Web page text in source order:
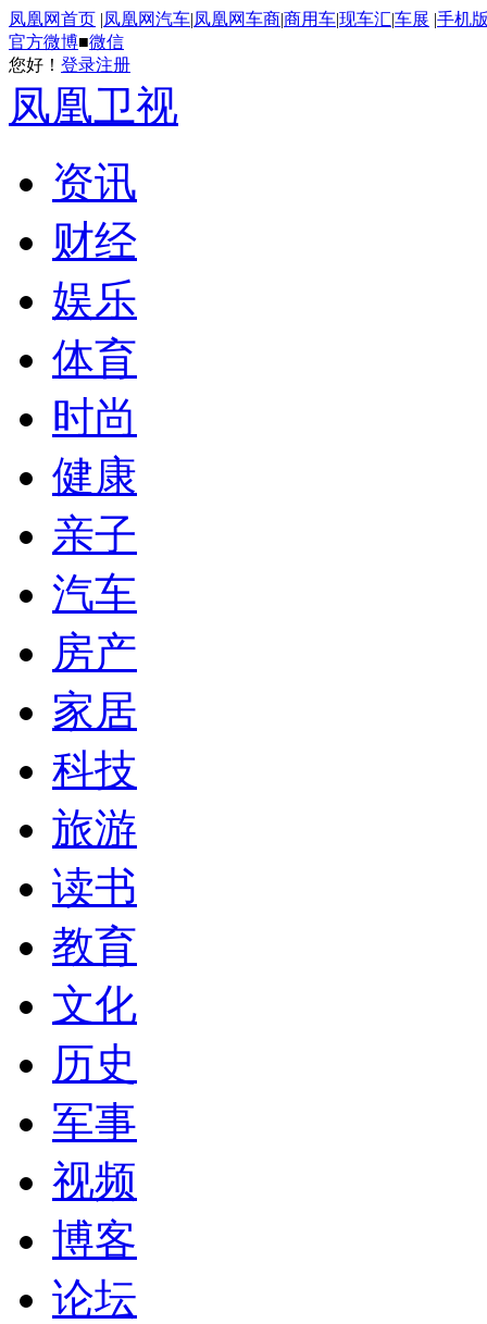
凤凰网首页 |凤凰网汽车|凤凰网车商|商用车|现车汇|车展 |手机
官方微博■微信
您好！ 登录注册
凤凰卫视
资讯
财经
娱乐
体育
时尚
健康
亲子
汽车
房产
家居
科技
旅游
读书
教育
文化
历史
军事
视频
博客
论坛